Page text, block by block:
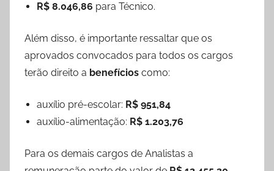
R$ 8.046,86 para Técnico.
Além disso, é importante ressaltar que os
aprovados convocados para todos os cargos
terão direito a benefícios como:
auxílio pré-escolar: R$ 951,84
auxílio-alimentação: R$ 1.203,76
Para os demais cargos de Analistas a